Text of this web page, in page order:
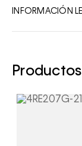
INFORMACIÓN